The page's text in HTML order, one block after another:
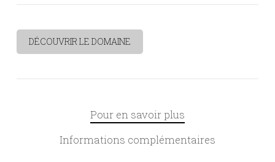
DÉCOUVRIR LE DOMAINE
Pour en savoir plus
Informations complémentaires